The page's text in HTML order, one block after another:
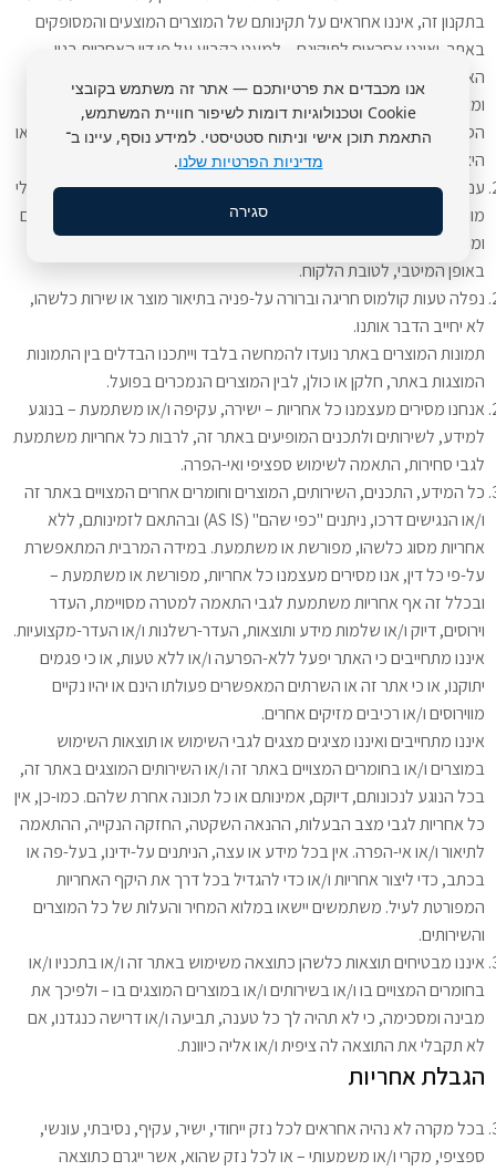
אנו מכבדים את פרטיותכם — אתר זה משתמש בקובצי
Cookie וטכנולוגיות דומות לשיפור חוויית המשתמש,
התאמת תוכן אישי וניתוח סטטיסטי. למידע נוסף, עיינו ב־
מדיניות הפרטיות שלנו.
סגירה
בתקנון זה, איננו אחראים על תקינותם של המוצרים המוצעים והמסופקים
באתר, ואיננו אחראים לתיקונם – למעט כקבוע על פי דין האחריות בגין
האמור, ככל שישנה על פי דין. אלא אם כן נכתב במפורש אחרת, כל מידע
ומצג המוצגים באתר לגבי שירות ואחריות בגין המוצרים, נמסרו לנו ע"י
הספקים ו/או היצרנים, והינם באחריותם הבלעדית והמלאה של הספקים ו/או
היצרנים.
עם זאת, אנו עושים מאמצים לשתף פעולה עם יצרנים וספקים אמינים ובעלי
מוניטין. במקרה שתתקבלנה תלונות מצד הלקוחות, נפעיל מאמצים סבירים
ומקובלים אל מול היצרנים ו/או הספקים, בכדי לנסות ולפתור את התלונות
באופן המיטבי, לטובת הלקוח.
נפלה טעות קולמוס חריגה וברורה על-פניה בתיאור מוצר או שירות כלשהו,
לא יחייב הדבר אותנו.
תמונות המוצרים באתר נועדו להמחשה בלבד וייתכנו הבדלים בין התמונות
המוצגות באתר, חלקן או כולן, לבין המוצרים הנמכרים בפועל.
אנחנו מסירים מעצמנו כל אחריות – ישירה, עקיפה ו/או משתמעת – בנוגע
למידע, לשירותים ולתכנים המופיעים באתר זה, לרבות כל אחריות משתמעת
לגבי סחירות, התאמה לשימוש ספציפי ואי-הפרה.
כל המידע, התכנים, השירותים, המוצרים וחומרים אחרים המצויים באתר זה
ו/או הנגישים דרכו, ניתנים "כפי שהם" (AS IS) ובהתאם לזמינותם, ללא
אחריות מסוג כלשהו, מפורשת או משתמעת. במידה המרבית המתאפשרת
על-פי כל דין, אנו מסירים מעצמנו כל אחריות, מפורשת או משתמעת –
ובכלל זה אף אחריות משתמעת לגבי התאמה למטרה מסויימת, העדר
וירוסים, דיוק ו/או שלמות מידע ותוצאות, העדר-רשלנות ו/או העדר-מקצועיות.
איננו מתחייבים כי האתר יפעל ללא-הפרעה ו/או ללא טעות, או כי פגמים
יתוקנו, או כי אתר זה או השרתים המאפשרים פעולתו הינם או יהיו נקיים
מווירוסים ו/או רכיבים מזיקים אחרים.
איננו מתחייבים ואיננו מציגים מצגים לגבי השימוש או תוצאות השימוש
במוצרים ו/או בחומרים המצויים באתר זה ו/או השירותים המוצגים באתר זה,
בכל הנוגע לנכונותם, דיוקם, אמינותם או כל תכונה אחרת שלהם. כמו-כן, אין
כל אחריות לגבי מצב הבעלות, ההנאה השקטה, החזקה הנקייה, ההתאמה
לתיאור ו/או אי-הפרה. אין בכל מידע או עצה, הניתנים על-ידינו, בעל-פה או
בכתב, כדי ליצור אחריות ו/או כדי להגדיל בכל דרך את היקף האחריות
המפורטת לעיל. משתמשים יישאו במלוא המחיר והעלות של כל המוצרים
והשירותים.
איננו מבטיחים תוצאות כלשהן כתוצאה משימוש באתר זה ו/או בתכניו ו/או
בחומרים המצויים בו ו/או בשירותים ו/או במוצרים המוצגים בו – ולפיכך את
מבינה ומסכימה, כי לא תהיה לך כל טענה, תביעה ו/או דרישה כנגדנו, אם
לא תקבלי את התוצאה לה ציפית ו/או אליה כיוונת.
הגבלת אחריות
בכל מקרה לא נהיה אחראים לכל נזק ייחודי, ישיר, עקיף, נסיבתי, עונשי,
ספציפי, מקרי ו/או משמעותי – או לכל נזק שהוא, אשר ייגרם כתוצאה